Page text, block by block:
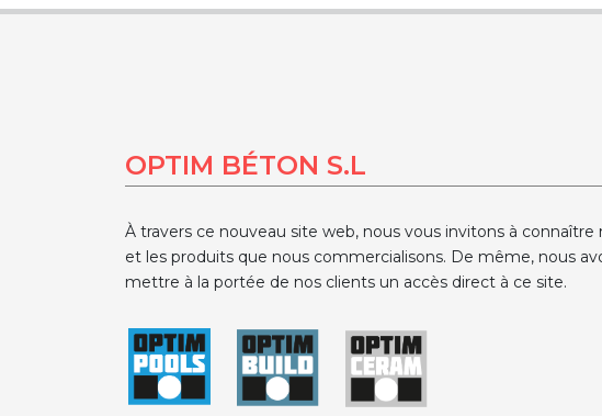
OPTIM BÉTON S.L
À travers ce nouveau site web, nous vous invitons à
et les produits que nous commercialisons. De même, nous
mettre à la portée de nos clients un accès direct à ce site.